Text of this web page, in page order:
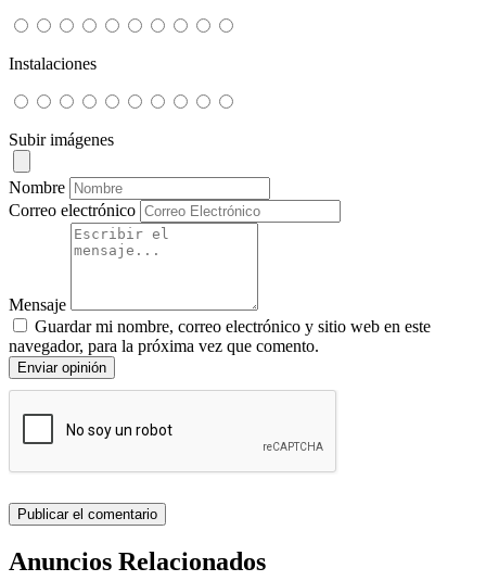
Instalaciones
Subir imágenes
Nombre
Correo electrónico
Mensaje
Guardar mi nombre, correo electrónico y sitio web en este
navegador, para la próxima vez que comento.
Enviar opinión
Anuncios Relacionados